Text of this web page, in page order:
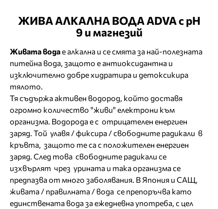
ЖИВА АЛКАЛНА ВОДА ADVA с pH
9 и магнезий
Живата водае алкална и се смята за най-полезната
питейна вода, защото е антиоксидантна и
изключително добре хидратира и детоксикира
тялото.
Тя съдържа активен водород, който доставя
огромно количество "живи" електрони към
организма. Водорода е с отрицателен енергиен
заряд. Той улавя / фиксира / свободните радикали в
кръвта, защото те са с положителен енергиен
заряд. След това свободните радикали се
изхвърлят чрез урината и така организма се
предпазва от много заболявания. В Япония и САЩ,
живата / правилната / вода се препоръчва като
единствената вода за ежедневна употреба, с цел